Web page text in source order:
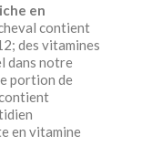
en
contient
des vitamines
dans notre
portion de
en vitamine